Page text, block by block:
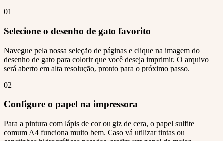
01
Selecione o desenho de gato favorito
Navegue pela nossa seleção de páginas e clique na imagem do
desenho de gato para colorir que você deseja imprimir. O arquivo
será aberto em alta resolução, pronto para o próximo passo.
02
Configure o papel na impressora
Para a pintura com lápis de cor ou giz de cera, o papel sulfite
comum A4 funciona muito bem. Caso vá utilizar tintas ou